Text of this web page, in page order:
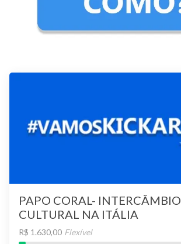
PAPO CORAL- INTERCÂMBIO
CULTURAL NA ITÁLIA
R$ 1.630,00 Flexível